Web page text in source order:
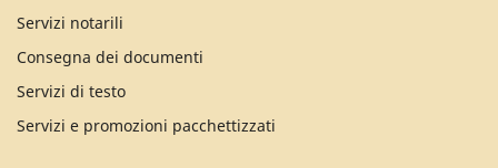
Servizi notarili
Consegna dei documenti
Servizi di testo
Servizi e promozioni pacchettizzati